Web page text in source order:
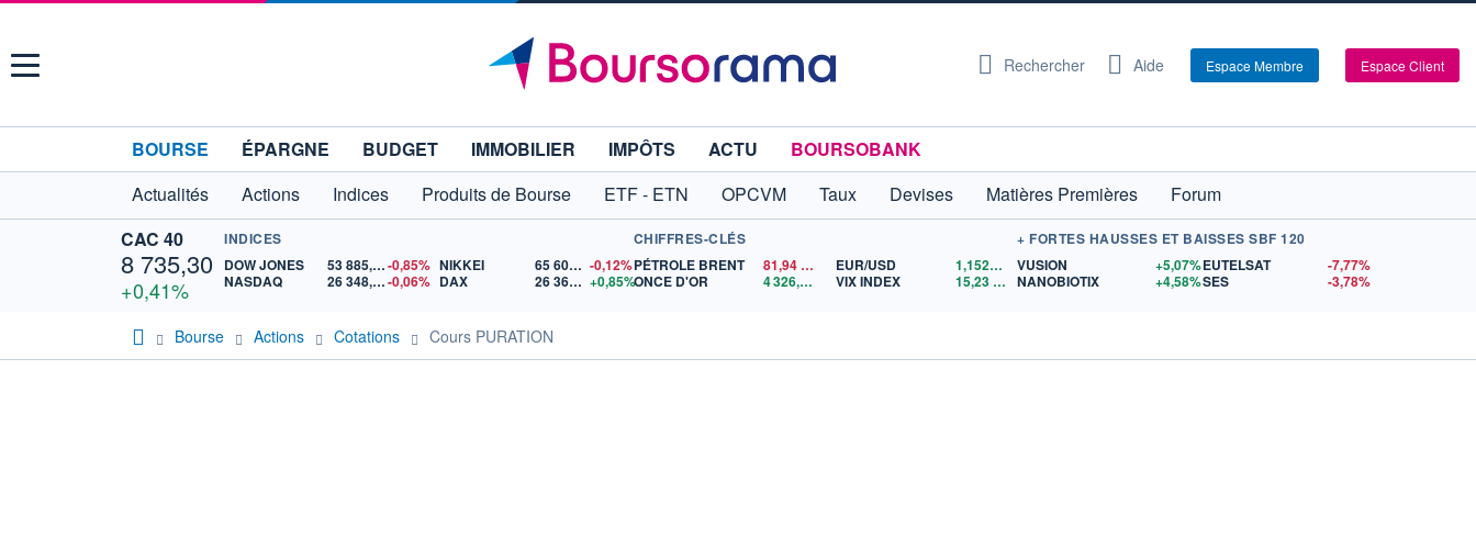
Menu Rechercher Aide Espace Membre Espace Client
BOURSE ÉPARGNE BUDGET IMMOBILIER IMPÔTS ACTU
BOURSOBANK
Actualités
Actions Indices Produits de Bourse ETF - ETN OPCVM Taux Devises Matières Premières
Forum
CAC 40
8 735,30
+0,41%
INDICES
DOW JONES
53 885,10-0,85%
NASDAQ
26 348,35-0,06%
NIKKEI 65 606,71 -0,12%
DAX
26 363,13 +0,85%
CHIFFRES-CLÉS
PÉTROLE BRENT
81,94
ONCE D'OR
4 326,47 $US
EUR/USD 1,1528$US
VIX INDEX
15,23$US
+ FORTES HAUSSES ET BAISSES SBF 120
VUSION
+5,07%
NANOBIOTIX
+4,58%
EUTELSAT
-7,77%
SES
-3,78%
Bourse Actions Cotations Cours PURATION